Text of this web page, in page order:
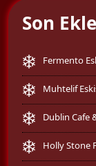
Son
Fermento
Muhtelif
Dublin Cafe
Holly Stone